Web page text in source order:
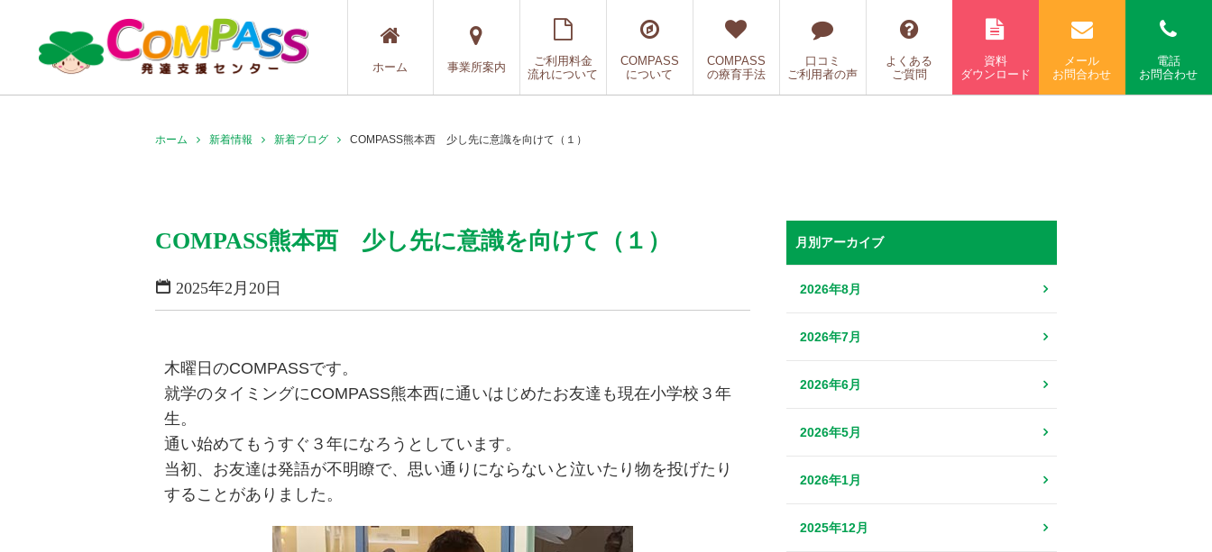
ホーム 事業所案内
ご利用料金
流れについて
COMPASS
について
COMPASS
の療育手法
口コミ
ご利用者の声
よくある
ご質問
資料
ダウンロード
メール
お問合わせ
電話
お問合わせ
ホーム 新着情報 新着ブログ COMPASS熊本西 少し先に意識を向けて（１）
COMPASS熊本西 少し先に意識を向けて（１）
2025年2月20日
木曜日のCOMPASSです。
就学のタイミングにCOMPASS熊本西に通いはじめたお友達も現在小学校３年
生。
通い始めてもうすぐ３年になろうとしています。
当初、お友達は発語が不明瞭で、思い通りにならないと泣いたり物を投げたり
することがありました。
月別アーカイブ
2026年8月
2026年7月
2026年6月
2026年5月
2026年1月
2025年12月